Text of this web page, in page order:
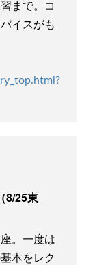
まで。コ
イスがも
8/25東
。一度は
本をレク